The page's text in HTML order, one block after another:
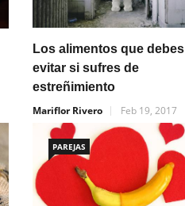
Los alimentos que debes
evitar si sufres de
estreñimiento
Mariflor Rivero
Feb 19, 2017
PAREJAS